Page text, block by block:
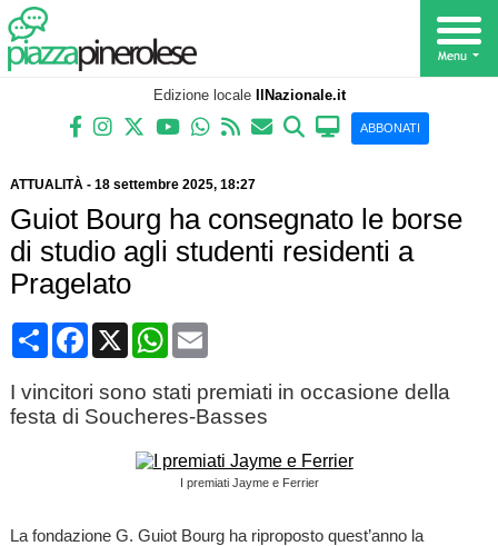
Edizione locale IlNazionale.it
ABBONATI
ATTUALITÀ- 18 settembre 2025, 18:27
Guiot Bourg ha consegnato le borse
di studio agli studenti residenti a
Pragelato
CondividiFacebook
X WhatsApp
Email
I vincitori sono stati premiati in occasione della
festa di Soucheres-Basses
I premiati Jayme e Ferrier
La fondazione G. Guiot Bourg ha riproposto quest’anno la